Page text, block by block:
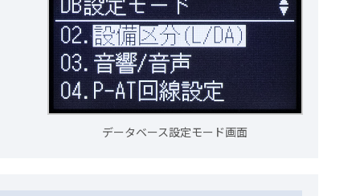
データベース設定モード画面